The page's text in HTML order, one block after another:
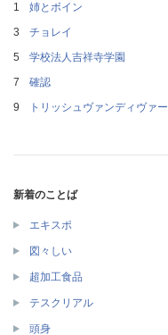
姉とボイン
チョレイ
学校法人吉祥寺学園
確認
トリッシュヴァンディヴァー
新着のことば
エキスポ
図々しい
超加工食品
テスクリアル
頭身